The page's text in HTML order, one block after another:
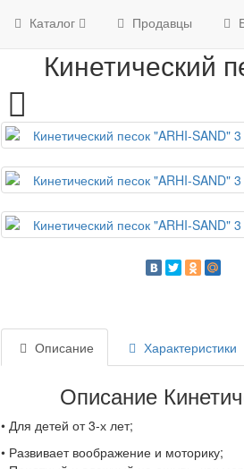
Каталог Продавцы Главная
Кинетический
Описание Характеристики
Описание
• Для детей от 3-х лет;
• Развивает воображение и моторику;